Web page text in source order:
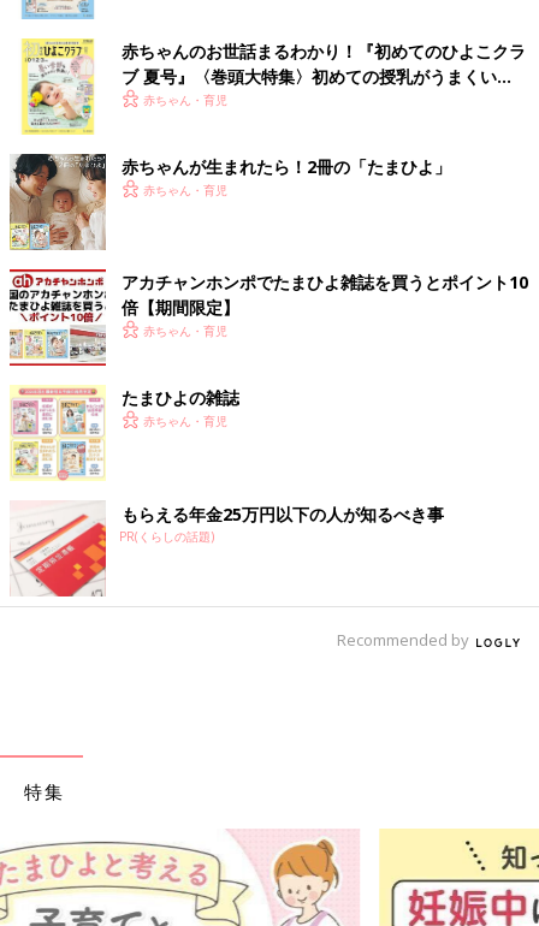
赤ちゃんのお世話まるわかり！『初めてのひよこクラ
ブ 夏号』〈巻頭大特集〉初めての授乳がうまくい
く！ おっぱい・ミルクの基本と夏のトラブル 解決テ
赤ちゃん・育児
赤ちゃんが生まれたら！2冊の「たまひよ」
赤ちゃん・育児
アカチャンホンポでたまひよ雑誌を買うとポイント10
倍【期間限定】
赤ちゃん・育児
たまひよの雑誌
赤ちゃん・育児
もらえる年金25万円以下の人が知るべき事
PR(くらしの話題)
Recommended by
特集